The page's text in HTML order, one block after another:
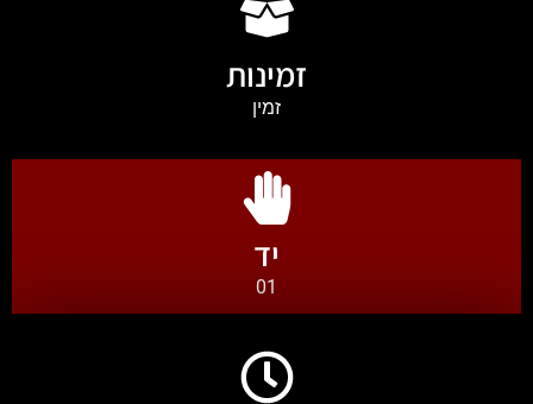
זמינות
זמין
יד
01